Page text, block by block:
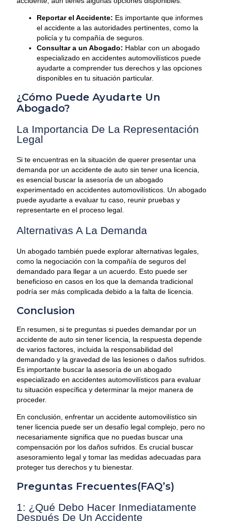
Reportar el Accidente: Es importante que informes
el accidente a las autoridades pertinentes, como la
policía y tu compañía de seguros.
Consultar a un Abogado: Hablar con un abogado
especializado en accidentes automovilísticos puede
ayudarte a comprender tus derechos y las opciones
disponibles en tu situación particular.
¿Cómo Puede Ayudarte Un
Abogado?
La Importancia De La Representación
Legal
Si te encuentras en la situación de querer presentar una
demanda por un accidente de auto sin tener una licencia,
es esencial buscar la asesoría de un abogado
experimentado en accidentes automovilísticos. Un abogado
puede ayudarte a evaluar tu caso, reunir pruebas y
representarte en el proceso legal.
Alternativas A La Demanda
Un abogado también puede explorar alternativas legales,
como la negociación con la compañía de seguros del
demandado para llegar a un acuerdo. Esto puede ser
beneficioso en casos en los que la demanda tradicional
podría ser más complicada debido a la falta de licencia.
Conclusion
En resumen, si te preguntas si puedes demandar por un
accidente de auto sin tener licencia, la respuesta depende
de varios factores, incluida la responsabilidad del
demandado y la gravedad de las lesiones o daños sufridos.
Es importante buscar la asesoría de un abogado
especializado en accidentes automovilísticos para evaluar
tu situación específica y determinar la mejor manera de
proceder.
En conclusión, enfrentar un accidente automovilístico sin
tener licencia puede ser un desafío legal complejo, pero no
necesariamente significa que no puedas buscar una
compensación por los daños sufridos. Es crucial buscar
asesoramiento legal y tomar las medidas adecuadas para
proteger tus derechos y tu bienestar.
Preguntas Frecuentes(FAQ’s)
1: ¿Qué Debo Hacer Inmediatamente
Después De Un Accidente